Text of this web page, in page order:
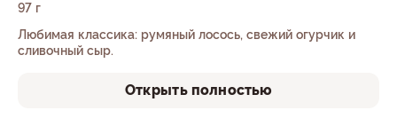
97 г
Любимая классика: румяный лосось, свежий огурчик и
сливочный сыр.
Открыть полностью